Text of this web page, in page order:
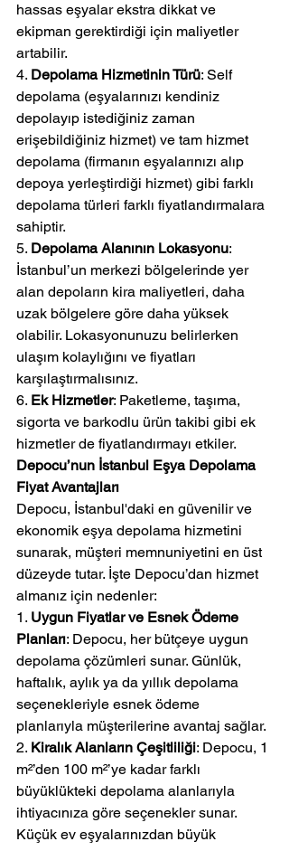
hassas eşyalar ekstra dikkat ve
ekipman gerektirdiği için maliyetler
artabilir.
4. Depolama Hizmetinin Türü: Self
depolama (eşyalarınızı kendiniz
depolayıp istediğiniz zaman
erişebildiğiniz hizmet) ve tam hizmet
depolama (firmanın eşyalarınızı alıp
depoya yerleştirdiği hizmet) gibi farklı
depolama türleri farklı fiyatlandırmalara
sahiptir.
5. Depolama Alanının Lokasyonu:
İstanbul’un merkezi bölgelerinde yer
alan depoların kira maliyetleri, daha
uzak bölgelere göre daha yüksek
olabilir. Lokasyonunuzu belirlerken
ulaşım kolaylığını ve fiyatları
karşılaştırmalısınız.
6. Ek Hizmetler: Paketleme, taşıma,
sigorta ve barkodlu ürün takibi gibi ek
hizmetler de fiyatlandırmayı etkiler.
Depocu’nun İstanbul Eşya Depolama
Fiyat Avantajları
Depocu, İstanbul'daki en güvenilir ve
ekonomik eşya depolama hizmetini
sunarak, müşteri memnuniyetini en üst
düzeyde tutar. İşte Depocu’dan hizmet
almanız için nedenler:
1. Uygun Fiyatlar ve Esnek Ödeme
Planları: Depocu, her bütçeye uygun
depolama çözümleri sunar. Günlük,
haftalık, aylık ya da yıllık depolama
seçenekleriyle esnek ödeme
planlarıyla müşterilerine avantaj sağlar.
2. Kiralık Alanların Çeşitliliği: Depocu, 1
m²’den 100 m²’ye kadar farklı
büyüklükteki depolama alanlarıyla
ihtiyacınıza göre seçenekler sunar.
Küçük ev eşyalarınızdan büyük